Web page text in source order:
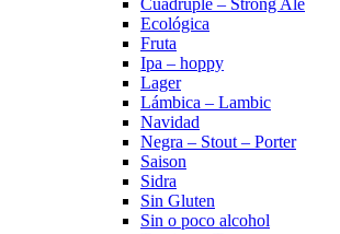
Cuádruple – Strong Ale
Ecológica
Fruta
Ipa – hoppy
Lager
Lámbica – Lambic
Navidad
Negra – Stout – Porter
Saison
Sidra
Sin Gluten
Sin o poco alcohol